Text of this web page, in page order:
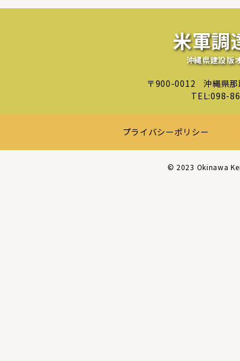
米軍調
沖縄県建設版
〒900-0012
沖縄県
TEL:098-
プライバシーポリシー
©︎ 2023 Okinawa